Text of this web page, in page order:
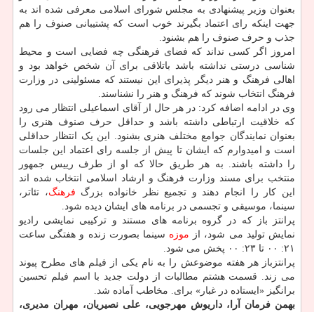
بعنوان وزیر پیشنهادی به مجلس شورای اسلامی معرفی شده اند به
جهت اینکه رای اعتماد بگیرند خوب است که پشتیبانی صنوف را هم
جذب و حرف صنوف را هم بشنود.
امروز اگر کسی نداند که فضای فرهنگی چه فضایی است و محیط
شناسی درستی نداشته باشد باتلاقی برای آن شخص خواهد بود و
اهالی فرهنگ و هنر دیگر پذیرای این نیستند که مسئولینی در وزارت
فرهنگ انتخاب شوند که فرهنگ و هنر را نشناسند.
وی در ادامه اضافه کرد: در هر حال از آقای اسماعیلی انتظار می رود
که خلاقیت ارتباطی داشته باشد و حداقل حرف صنوف هنری را
بعنوان نمایندگان جوامع مختلف هنری بشنود. این یک انتظار حداقلی
است و امیدوارم که ایشان تا پیش از جلسه رای اعتماد این جلسات
را داشته باشند. به هر طریق حالا که او از طرف رییس جمهور
منتخب برای مسند وزارت فرهنگ و ارشاد اسلامی انتخاب شده اند
این کار را انجام دهند و تجمیع نظر خانواده بزرگ فرهنگ، تئاتر،
سینما، موسیقی و تجسمی در برنامه های ایشان دیده شود.
پرانتز باز که در گروه برنامه های مستند و ترکیبی نمایشی رادیو
نمایش تولید می شود، از موزه سینما بصورت زنده و هفتگی ساعت
۲۱: ۰۰ تا ۲۳: ۰۰ پخش می شود.
پرانتزباز هر هفته موضوعش را به نام یکی از فیلم های مطرح پیوند
می زند. قسمت هشتم مطالبات از دولت جدید با اسم فیلم تحسین
برانگیز «ایستاده در غبار» برای. مخاطب آماده شد.
بهمن فرمان آرا، داریوش مهرجویی، علی نصیریان، مهران مدیری،